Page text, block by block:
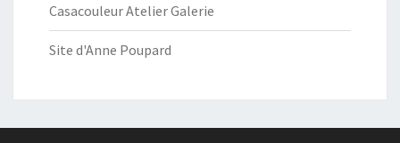
Casacouleur Atelier Galerie
Site d'Anne Poupard